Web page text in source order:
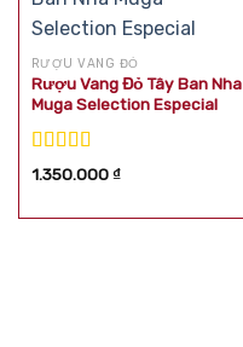
RƯỢU VANG ĐỎ
Rượu Vang Đỏ Tây Ban Nha
Muga Selection Especial
Được xếp
1.350.000₫